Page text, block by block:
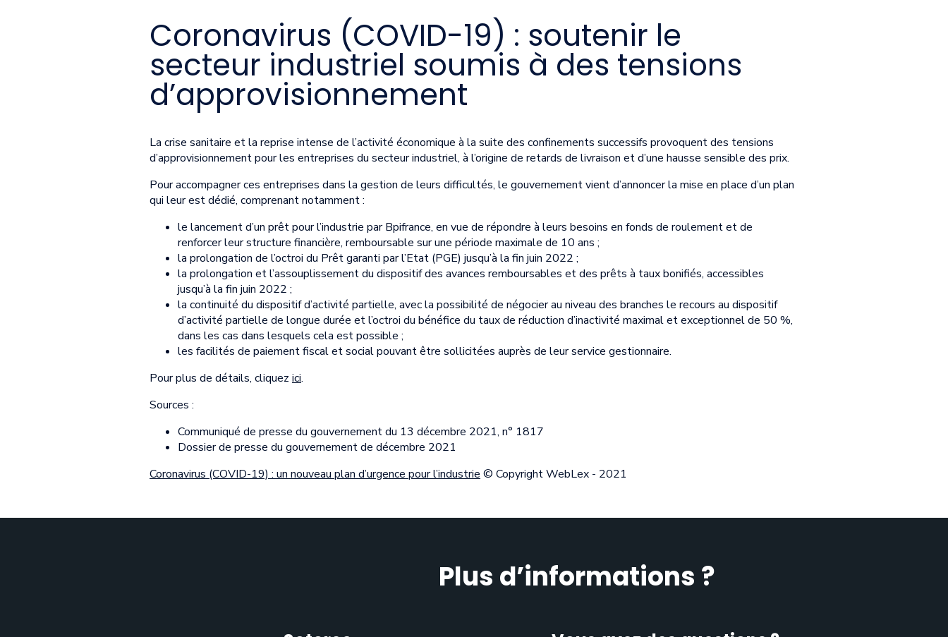
Coronavirus (COVID-19) : soutenir le
secteur industriel soumis à des tensions
d’approvisionnement
La crise sanitaire et la reprise intense de l’activité économique à la suite des confinements successifs provoquent des tensions
d’approvisionnement pour les entreprises du secteur industriel, à l’origine de retards de livraison et d’une hausse sensible des prix.
Pour accompagner ces entreprises dans la gestion de leurs difficultés, le gouvernement vient d’annoncer la mise en place d’un plan
qui leur est dédié, comprenant notamment :
le lancement d’un prêt pour l’industrie par Bpifrance, en vue de répondre à leurs besoins en fonds de roulement et de
renforcer leur structure financière, remboursable sur une période maximale de 10 ans ;
la prolongation de l’octroi du Prêt garanti par l’Etat (PGE) jusqu’à la fin juin 2022 ;
la prolongation et l’assouplissement du dispositif des avances remboursables et des prêts à taux bonifiés, accessibles
jusqu’à la fin juin 2022 ;
la continuité du dispositif d’activité partielle, avec la possibilité de négocier au niveau des branches le recours au dispositif
d’activité partielle de longue durée et l’octroi du bénéfice du taux de réduction d’inactivité maximal et exceptionnel de 50 %,
dans les cas dans lesquels cela est possible ;
les facilités de paiement fiscal et social pouvant être sollicitées auprès de leur service gestionnaire.
Pour plus de détails, cliquez ici.
Sources :
Communiqué de presse du gouvernement du 13 décembre 2021, n° 1817
Dossier de presse du gouvernement de décembre 2021
Coronavirus (COVID-19) : un nouveau plan d’urgence pour l’industrie © Copyright WebLex - 2021
Plus d’informations ?